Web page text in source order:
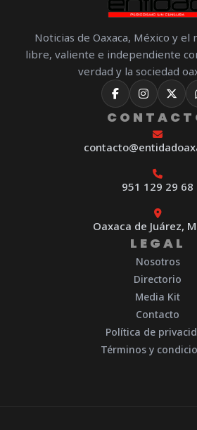
Noticias de Oaxaca, México y el
libre, valiente e independiente
verdad y la sociedad
951 129 29 68
Oaxaca de Juárez,
LEGAL
Nosotros
Directorio
Media Kit
Contacto
Política de
Términos y